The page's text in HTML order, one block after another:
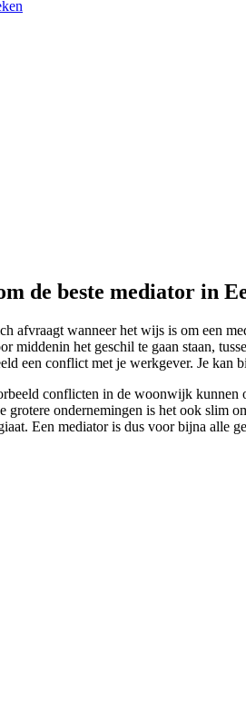
de beste mediator in
afvraagt wanneer het wijs is om een
middenin het geschil te gaan staan,
een conflict met je werkgever. Je
conflicten in de woonwijk
ondernemingen is het ook slim
Een mediator is dus voor bijna